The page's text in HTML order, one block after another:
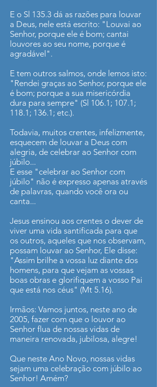
E o Sl 135.3 dá as razões para louvar
a Deus, nele está escrito: "Louvai ao
Senhor, porque ele é bom; cantai
louvores ao seu nome, porque é
agradável".
E tem outros salmos, onde lemos isto:
"Rendei graças ao Senhor, porque ele
é bom; porque a sua misericórdia
dura para sempre" (Sl 106.1; 107.1;
118.1; 136.1; etc.).
Todavia, muitos crentes, infelizmente,
esquecem de louvar a Deus com
alegria, de celebrar ao Senhor com
júbilo...
E esse "celebrar ao Senhor com
júbilo" não é expresso apenas através
de palavras, quando você ora ou
canta...
Jesus ensinou aos crentes o dever de
viver uma vida santificada para que
os outros, aqueles que nos observam,
possam louvar ao Senhor, Ele disse:
"Assim brilhe a vossa luz diante dos
homens, para que vejam as vossas
boas obras e glorifiquem a vosso Pai
que está nos céus" (Mt 5.16).
Irmãos: Vamos juntos, neste ano de
2005, fazer com que o louvor ao
Senhor flua de nossas vidas de
maneira renovada, jubilosa, alegre!
Que neste Ano Novo, nossas vidas
sejam uma celebração com júbilo ao
Senhor! Amém?